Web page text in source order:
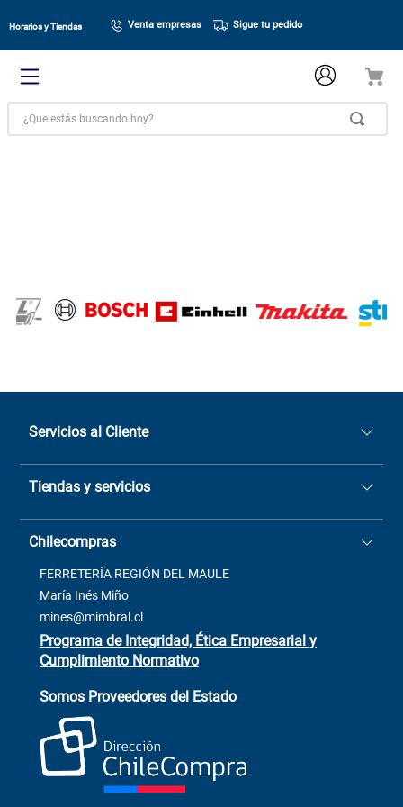
Horarios y Tiendas Venta empresas Sigue tu pedido
¿Que estás buscando hoy?
Servicios al Cliente
Quiénes somos
Sucursales
Términos y condiciones
Contacto
Venta Terreno
Trabaja con Nosotros
+56 9 6779 0465
+(73) 256
ChileCompras
+56 9 9888 9549
Tiendas y servicios
Casa Matriz: Avenida Chorrillos
2137 San Javier, Fono (73)
Chilecompras
FERRETERÍA REGIÓN DEL MAULE
María Inés Miño
mines@mimbral.cl
Programa de Integridad, Ética Empresarial y
Cumplimiento Normativo
Somos Proveedores del Estado